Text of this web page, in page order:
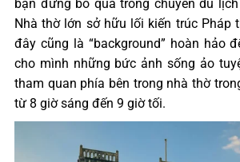
bạn đừng bỏ qua trong chuyến du
Nhà thờ lớn sở hữu lối kiến trúc Pháp
đây cũng là “background” hoàn hảo
cho mình những bức ảnh sống ảo
tham quan phía bên trong nhà thờ
từ 8 giờ sáng đến 9 giờ tối.